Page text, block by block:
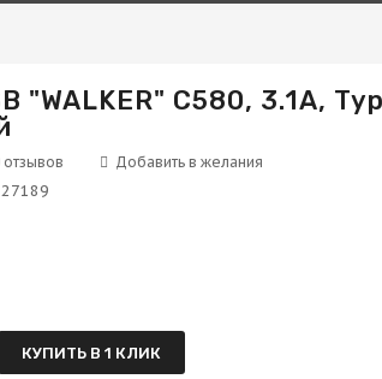
"WALKER" C580, 3.1А,
отзывов
КУПИТЬ В 1 КЛИК